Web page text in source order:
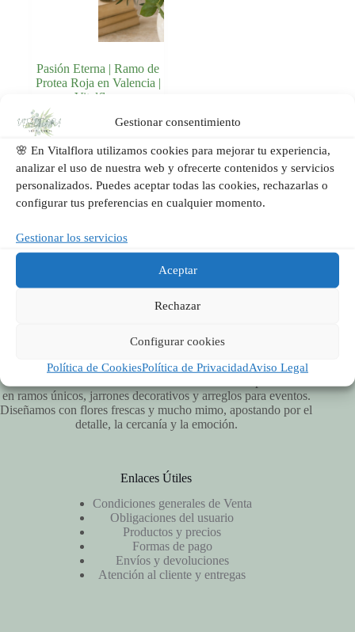
Gestionar consentimiento
🌸 En Vitalflora utilizamos cookies para mejorar tu experiencia,
analizar el uso de nuestra web y ofrecerte contenidos y servicios
personalizados. Puedes aceptar todas las cookies, rechazarlas o
configurar tus preferencias en cualquier momento.
Gestionar los servicios
Aceptar
Rechazar
Configurar cookies
Política de CookiesPolítica de PrivacidadAviso Legal
Pasión Eterna | Ramo de
Protea Roja en Valencia |
Vitalflora
carrito
Síguenos en Redes
Vitalflora es una floristería artesanal en Valencia especializada
en ramos únicos, jarrones decorativos y arreglos para eventos.
Diseñamos con flores frescas y mucho mimo, apostando por el
detalle, la cercanía y la emoción.
Enlaces Útiles
Condiciones generales de Venta
Obligaciones del usuario
Productos y precios
Formas de pago
Envíos y devoluciones
Atención al cliente y entregas